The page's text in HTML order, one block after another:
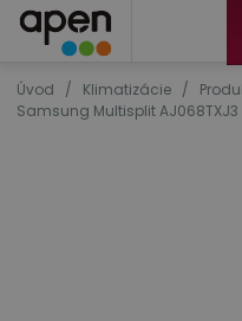
Úvod / Klimatizácie /
Samsung Multisplit AJ068TXJ3